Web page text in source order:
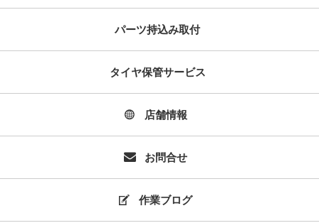
パーツ持込み取付
タイヤ保管サービス
店舗情報
お問合せ
作業ブログ